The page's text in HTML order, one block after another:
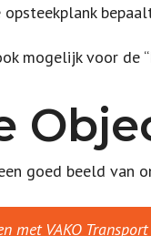
mogelijk voor de
goed beeld van
met VAKO